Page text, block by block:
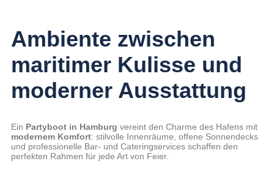
Ambiente zwischen
maritimer Kulisse und
moderner Ausstattung
Ein Partyboot in Hamburg vereint den Charme des Hafens mit
modernem Komfort: stilvolle Innenräume, offene Sonnendecks
und professionelle Bar- und Cateringservices schaffen den
perfekten Rahmen für jede Art von Feier.